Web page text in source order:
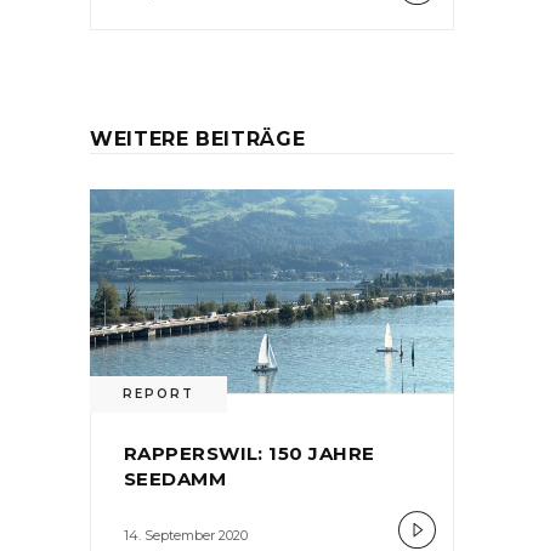
WEITERE BEITRÄGE
REPORT
RAPPERSWIL: 150 JAHRE
SEEDAMM
14. September 2020